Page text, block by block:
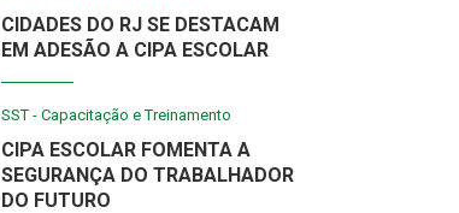
CIDADES DO RJ SE DESTACAM
EM ADESÃO A CIPA ESCOLAR
SST - Capacitação e Treinamento
CIPA ESCOLAR FOMENTA A
SEGURANÇA DO TRABALHADOR
DO FUTURO